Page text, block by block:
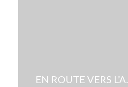
EN ROUTE VERS